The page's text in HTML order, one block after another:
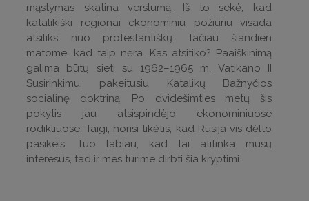
mąstymas skatina verslumą. Iš to sekė, kad
katalikiški regionai ekonominiu požiūriu visada
atsiliks nuo protestantiškų. Tačiau šiandien
matome, kad taip nėra. Kas atsitiko? Paaiškinimą
galima būtų sieti su 1962–1965 m. Vatikano II
Susirinkimu, pakeitusiu Katalikų Bažnyčios
socialinę doktriną. Po dvidešimties metų šis
pokytis jau atsispindėjo ekonominiuose
rodikliuose. Taigi, norisi tikėtis, kad Rusija vis dėlto
pasikeis. Tuo labiau, kad tai atitinka mūsų
interesus, tad ir mes turime dirbti šia kryptimi.